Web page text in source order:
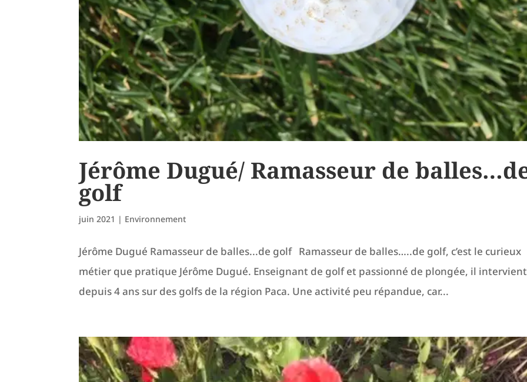
Jérôme Dugué/ Ramasseur de
golf
juin 2021 | Environnement
Jérôme Dugué Ramasseur de balles...de golf Ramasseur de balles…..de golf, c’est le curieux
métier que pratique Jérôme Dugué. Enseignant de golf et passionné de plongée, il intervient
depuis 4 ans sur des golfs de la région Paca. Une activité peu répandue, car...